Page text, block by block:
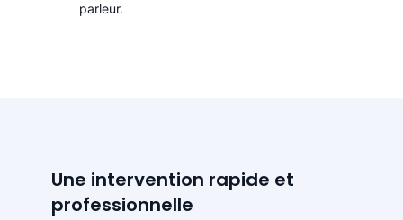
parleur.
Une intervention rapide et
professionnelle